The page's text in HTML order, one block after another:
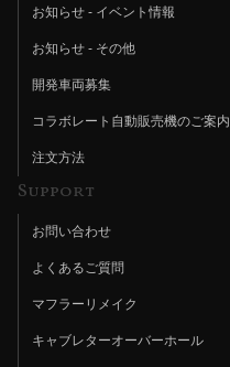
お知らせ - イベント情報
お知らせ - その他
開発車両募集
コラボレート自動販売機のご案内
注文方法
Support
お問い合わせ
よくあるご質問
マフラーリメイク
キャブレターオーバーホール